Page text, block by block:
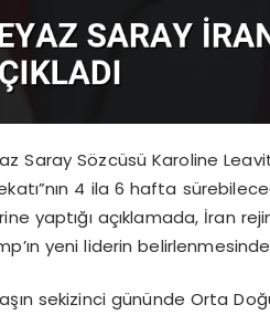
Saray Sözcüsü Karoline
4 ila 6 hafta
yaptığı açıklamada, İran
yeni liderin
sekizinci gününde Orta